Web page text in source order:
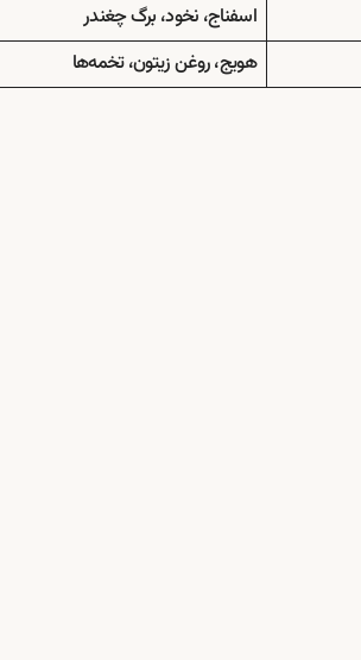
اسفناج، نخود، برگ چغندر
هویج، روغن زیتون، تخمه‌ها